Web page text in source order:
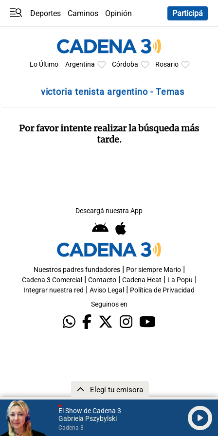
El Show de Cadena 3
Gabriela Pszybylski
Cadena 3
Elegí tu emisora
Deportes Caminos
Opinión
Participá
Lo Último Argentina Córdoba Rosario
victoria tenista argentino - Temas
Por favor intente realizar la búsqueda más
tarde.
Descargá nuestra App
Nuestros padres fundadores| Por siempre Mario|
Cadena 3 Comercial | Contacto| Cadena Heat | La Popu |
Integrar nuestra red | Aviso Legal | Política de Privacidad
Seguinos en